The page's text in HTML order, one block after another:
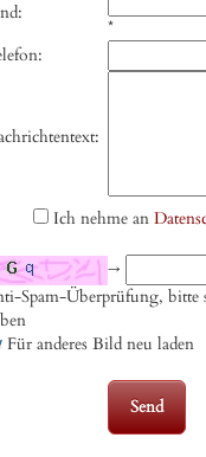
*
Ich nehme an
→
Spam-Überprüfung, bitte
Für anderes Bild neu laden